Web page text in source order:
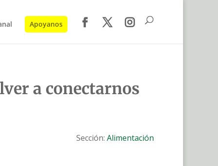
Apoyanos
a conectarnos
Sección: Alimentación